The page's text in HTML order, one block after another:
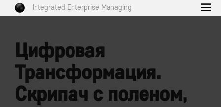
Integrated Enterprise Managing
Цифровая
Трансформация.
Скрипач с поленом,